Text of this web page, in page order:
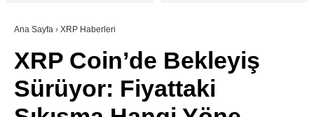
Youtube
SÖZLÜK
Ana Sayfa › XRP Haberleri
XRP Coin’de Bekleyiş
Sürüyor: Fiyattaki